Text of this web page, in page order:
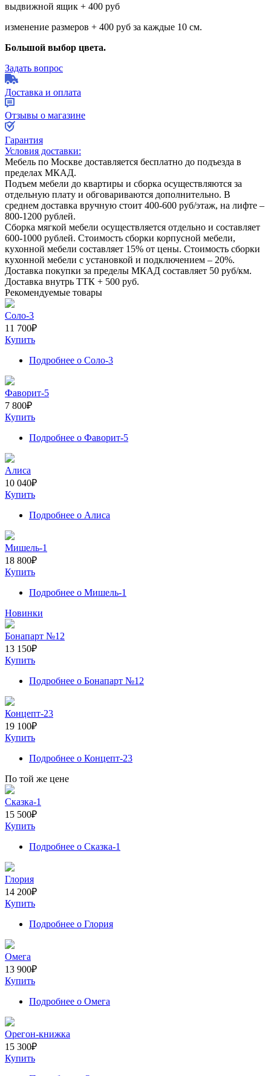
выдвижной ящик + 400 руб
изменение размеров + 400 руб за каждые 10 см.
Большой выбор цвета.
Задать вопрос
Доставка и оплата
Отзывы о магазине
Гарантия
Условия доставки:
Мебель по Москве доставляется бесплатно до подъезда в
пределах МКАД.
Подъем мебели до квартиры и сборка осуществляются за
отдельную плату и обговариваются дополнительно. В
среднем доставка вручную стоит 400-600 руб/этаж, на лифте –
800-1200 рублей.
Сборка мягкой мебели осуществляется отдельно и составляет
600-1000 рублей. Стоимость сборки корпусной мебели,
кухонной мебели составляет 15% от цены. Стоимость сборки
кухонной мебели с установкой и подключением – 20%.
Доставка покупки за пределы МКАД составляет 50 руб/км.
Доставка внутрь ТТК + 500 руб.
Рекомендуемые товары
Соло-3
11 700₽
Купить
Подробнее о Соло-3
Фаворит-5
7 800₽
Купить
Подробнее о Фаворит-5
Алиса
10 040₽
Купить
Подробнее о Алиса
Мишель-1
18 800₽
Купить
Подробнее о Мишель-1
Новинки
Бонапарт №12
13 150₽
Купить
Подробнее о Бонапарт №12
Концепт-23
19 100₽
Купить
Подробнее о Концепт-23
По той же цене
Сказка-1
15 500₽
Купить
Подробнее о Сказка-1
Глория
14 200₽
Купить
Подробнее о Глория
Омега
13 900₽
Купить
Подробнее о Омега
Орегон-книжка
15 300₽
Купить